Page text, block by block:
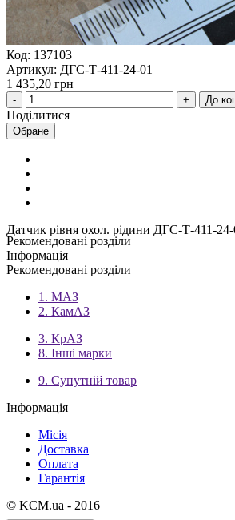
Код: 137103
Артикул: ДГС-Т-411-24-01
1 435,20 грн
До
Поділитися
Обране
Датчик рівня охол. рідини ДГС-Т-411-24-
Рекомендовані розділи
Інформація
Рекомендовані розділи
1. МАЗ
2. КамАЗ
3. КрАЗ
8. Інші марки
9. Супутній товар
Інформація
Місія
Доставка
Оплата
Гарантія
© KCM.ua - 2016